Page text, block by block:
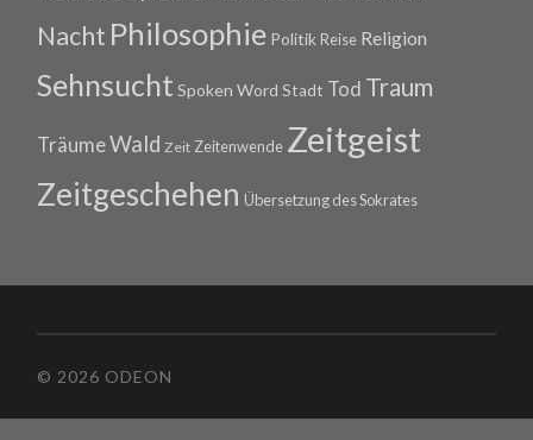
Nacht Philosophie Politik Reise Religion
Sehnsucht Spoken Word Stadt Tod Traum
TräumeWald Zeit Zeitenwende Zeitgeist
Zeitgeschehen Übersetzung des Sokrates
© 2026 ODEON